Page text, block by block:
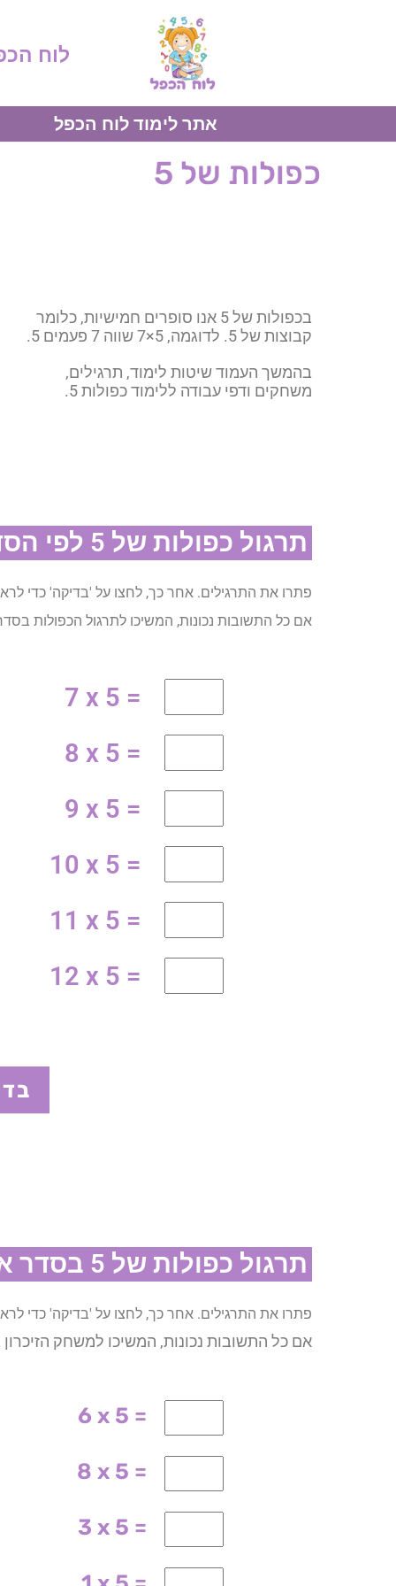
לוח
אתר לימוד לוח הכפל
כפולות של 5
בכפולות של 5 אנו סופרים חמישיות, כלומר
קבוצות של 5. לדוגמה, 5×7 שווה 7 פעמים 5.
בהמשך העמוד שיטות לימוד, תרגילים,
משחקים ודפי עבודה ללימוד כפולות 5.
תרגול כפולות של 5 לפי הסדר
פתרו את התרגילים. אחר כך, לחצו על 'בדיקה' כדי
אם כל התשובות נכונות, המשיכו לתרגול הכפולות
7 x 5 =
8 x 5 =
9 x 5 =
10 x 5 =
11 x 5 =
12 x 5 =
תרגול כפולות של 5 בסדר אקראי​
פתרו את התרגילים. אחר כך, לחצו על 'בדיקה' כדי
אם כל התשובות נכונות, המשיכו למשחק
6 x 5 =
8 x 5 =
3 x 5 =